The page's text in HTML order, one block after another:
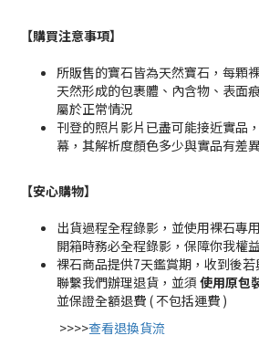
【購買注意事項】
所販售的寶石皆為天然寶石，每顆
天然形成的包裹體、內含物、表面
屬於正常情況
刊登的照片影片已盡可能接近實品
幕，其解析度顏色多少與實品有差
【安心購物】
出貨過程全程錄影，並使用裸石專
開箱時務必全程錄影，保障你我權
裸石商品提供7天鑑賞期，收到後
聯繫我們辦理退貨，並須 使用原包
並保證全額退費 ( 不包括運費 )
>>>>查看退換貨流